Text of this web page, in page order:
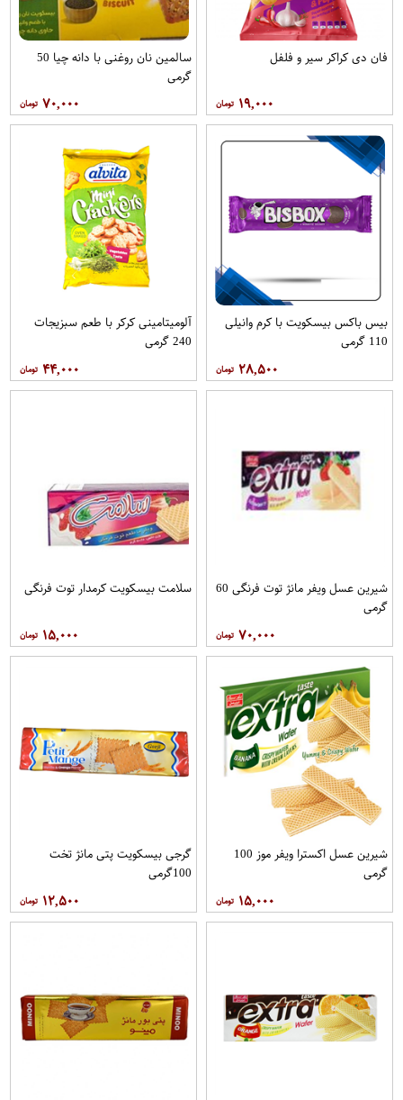
فان دی کراکر سیر و فلفل
۱۹,۰۰۰
سالمین نان روغنی با دانه چیا 50
گرمی
۷۰,۰۰۰
بیس باکس بیسکویت با کرم وانیلی
110 گرمی
۲۸,۵۰۰
آلومیتامینی کرکر با طعم سبزیجات
240 گرمی
۴۴,۰۰۰
شیرین عسل ویفر مانژ توت فرنگی 60
گرمی
۷۰,۰۰۰
سلامت بیسکویت کرمدار توت فرنگی
۱۵,۰۰۰
شیرین عسل اکسترا ویفر موز 100
گرمی
۱۵,۰۰۰
گرجی بیسکویت پتی مانژ تخت
100گرمی
۱۲,۵۰۰